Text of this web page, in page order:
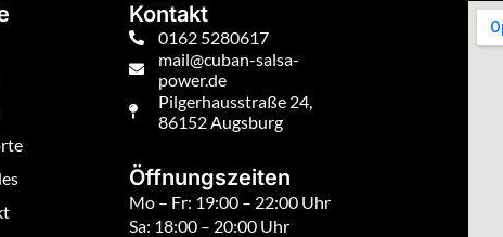
Kontakt
0162 5280617
mail@cuban-salsa-
power.de
Pilgerhausstraße 24,
86152 Augsburg
Öffnungszeiten
Mo – Fr: 19:00 – 22:00 Uhr
Sa: 18:00 – 20:00 Uhr